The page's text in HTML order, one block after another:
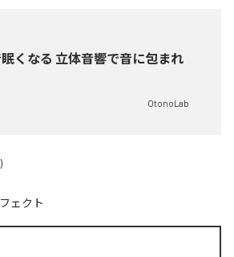
くなる 立体音響で音に包まれ
OtonoLab
ェクト